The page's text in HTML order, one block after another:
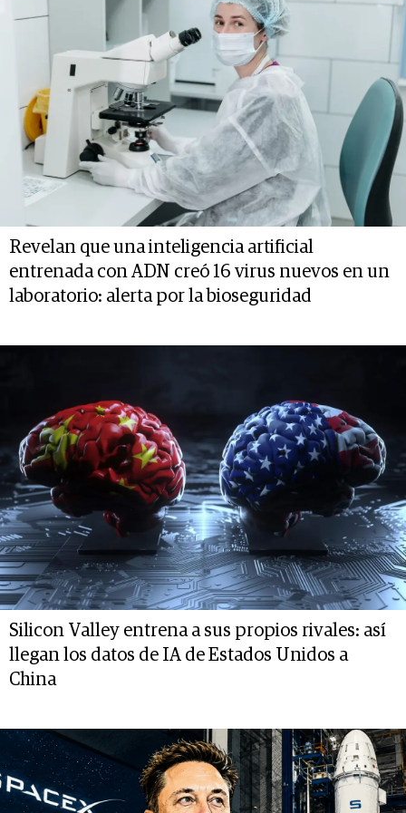
Revelan que una inteligencia artificial
entrenada con ADN creó 16 virus nuevos en un
laboratorio: alerta por la bioseguridad
Silicon Valley entrena a sus propios rivales: así
llegan los datos de IA de Estados Unidos a
China